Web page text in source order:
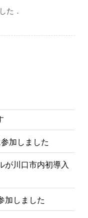
た．
加しました
が川口市内初導入
加しました